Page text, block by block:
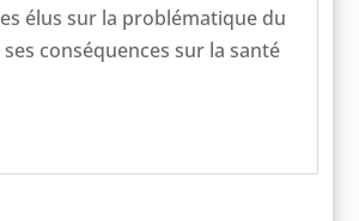
élus sur la problématique du
conséquences sur la santé